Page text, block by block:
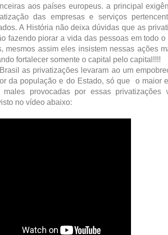
aos países europeus. a principal
das empresas e serviços
A História não deixa dúvidas que as
fazendo piorar a vida das pessoas em todo o
mesmos assim eles insistem nessas ações
fortalecer somente o capital pelo capital!!!!
as privatizações levaram ao um
da população e do Estado, só que o maior
males provocadas por essas privatizações
no vídeo abaixo: